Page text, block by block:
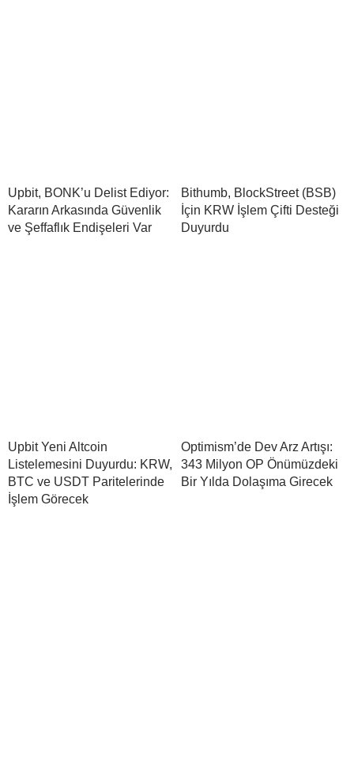
Upbit, BONK’u Delist Ediyor:
Kararın Arkasında Güvenlik
ve Şeffaflık Endişeleri Var
Bithumb, BlockStreet (BSB)
İçin KRW İşlem Çifti Desteği
Duyurdu
Upbit Yeni Altcoin
Listelemesini Duyurdu: KRW,
BTC ve USDT Paritelerinde
İşlem Görecek
Optimism’de Dev Arz Artışı:
343 Milyon OP Önümüzdeki
Bir Yılda Dolaşıma Girecek